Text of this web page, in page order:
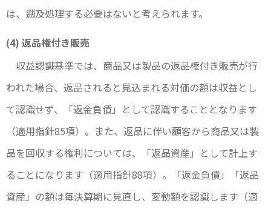
は、遡及処理する必要はないと考えられます。
(4) 返品権付き販売
収益認識基準では、商品又は製品の返品権付き販売が行
われた場合、返品されると見込まれる対価の額は収益とし
て認識せず、「返金負債」として認識することとなります
（適用指針85項）。また、返品に伴い顧客から商品又は製
品を回収する権利については、「返品資産」として計上す
ることになります（適用指針88項）。「返金負債」「返品
資産」の額は毎決算期に見直し、変動額を認識します（適